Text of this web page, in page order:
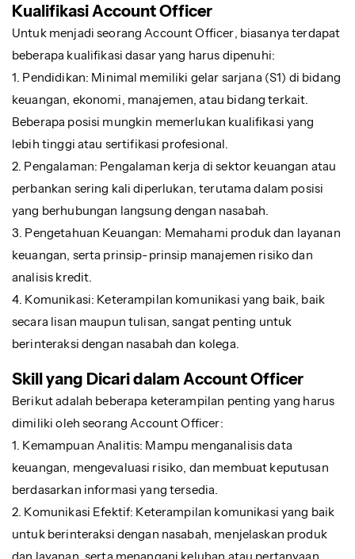
Kualifikasi Account Officer
Untuk menjadi seorang Account Officer, biasanya terdapat
beberapa kualifikasi dasar yang harus dipenuhi:
1. Pendidikan: Minimal memiliki gelar sarjana (S1) di bidang
keuangan, ekonomi, manajemen, atau bidang terkait.
Beberapa posisi mungkin memerlukan kualifikasi yang
lebih tinggi atau sertifikasi profesional.
2. Pengalaman: Pengalaman kerja di sektor keuangan atau
perbankan sering kali diperlukan, terutama dalam posisi
yang berhubungan langsung dengan nasabah.
3. Pengetahuan Keuangan: Memahami produk dan layanan
keuangan, serta prinsip-prinsip manajemen risiko dan
analisis kredit.
4. Komunikasi: Keterampilan komunikasi yang baik, baik
secara lisan maupun tulisan, sangat penting untuk
berinteraksi dengan nasabah dan kolega.
Skill yang Dicari dalam Account Officer
Berikut adalah beberapa keterampilan penting yang harus
dimiliki oleh seorang Account Officer:
1. Kemampuan Analitis: Mampu menganalisis data
keuangan, mengevaluasi risiko, dan membuat keputusan
berdasarkan informasi yang tersedia.
2. Komunikasi Efektif: Keterampilan komunikasi yang baik
untuk berinteraksi dengan nasabah, menjelaskan produk
dan layanan, serta menangani keluhan atau pertanyaan.